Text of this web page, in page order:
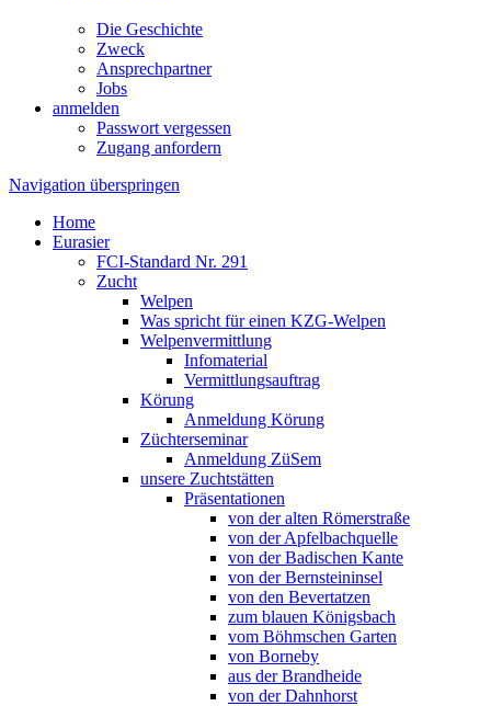
Die Geschichte
Zweck
Ansprechpartner
Jobs
anmelden
Passwort vergessen
Zugang anfordern
Navigation überspringen
Home
Eurasier
FCI-Standard Nr. 291
Zucht
Welpen
Was spricht für einen KZG-Welpen
Welpenvermittlung
Infomaterial
Vermittlungsauftrag
Körung
Anmeldung Körung
Züchterseminar
Anmeldung ZüSem
unsere Zuchtstätten
Präsentationen
von der alten Römerstraße
von der Apfelbachquelle
von der Badischen Kante
von der Bernsteininsel
von den Bevertatzen
zum blauen Königsbach
vom Böhmschen Garten
von Borneby
aus der Brandheide
von der Dahnhorst